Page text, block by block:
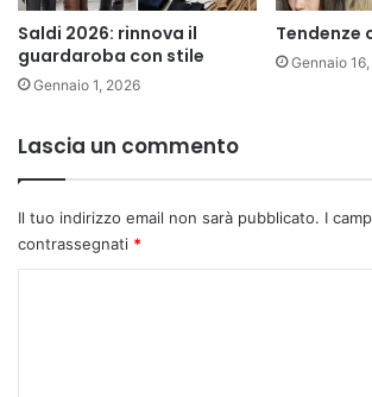
Saldi 2026: rinnova il
guardaroba con stile
Gennaio 1, 2026
Tendenze
Gennaio
Lascia un commento
Il tuo indirizzo email non sarà pubblicato. I
contrassegnati *